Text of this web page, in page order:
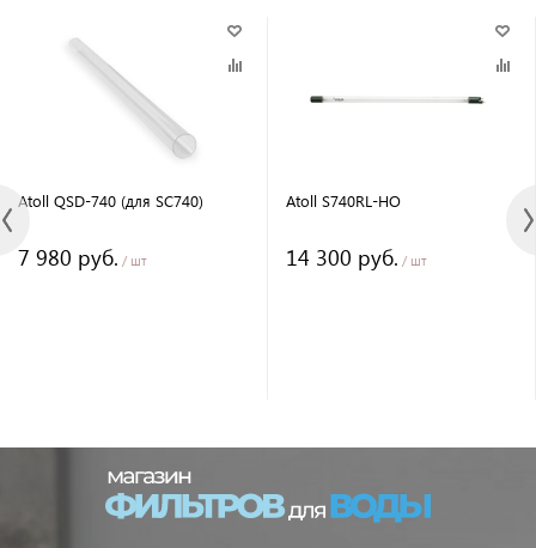
Atoll QSD-740 (для SC740)
7 980 руб. / шт
Atoll S740RL-HO
14 300 руб. / шт